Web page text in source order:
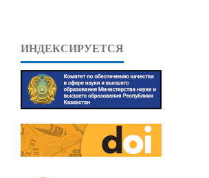
ИНДЕКСИРУЕТСЯ